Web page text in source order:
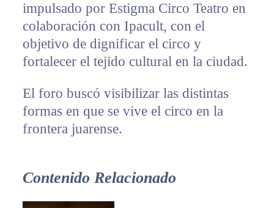
impulsado por Estigma Circo Teatro en
colaboración con Ipacult, con el
objetivo de dignificar el circo y
fortalecer el tejido cultural en la ciudad.
El foro buscó visibilizar las distintas
formas en que se vive el circo en la
frontera juarense.
Contenido Relacionado